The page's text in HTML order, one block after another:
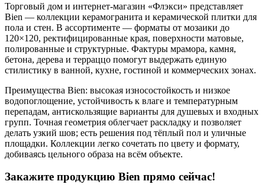
Торговый дом и интернет-магазин «Флэкси» представляет
Bien — коллекции керамогранита и керамической плитки для
пола и стен. В ассортименте — форматы от мозаики до
120×120, ректифицированные края, поверхности матовые,
полированные и структурные. Фактуры мрамора, камня,
бетона, дерева и терраццо помогут выдержать единую
стилистику в ванной, кухне, гостиной и коммерческих зонах.
Преимущества Bien: высокая износостойкость и низкое
водопоглощение, устойчивость к влаге и температурным
перепадам, антискользящие варианты для душевых и входных
групп. Точная геометрия облегчает раскладку и позволяет
делать узкий шов; есть решения под тёплый пол и уличные
площадки. Коллекции легко сочетать по цвету и формату,
добиваясь цельного образа на всём объекте.
Закажите продукцию Bien прямо сейчас!